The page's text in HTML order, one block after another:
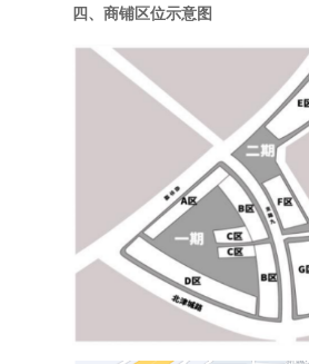
四、 商铺区位示意图